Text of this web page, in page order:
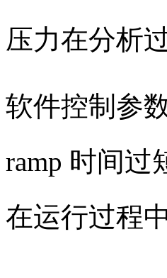
压力在分析
软件控制参
ramp 时间过
在运行过程